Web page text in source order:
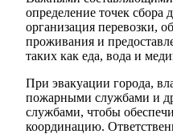
определение точек сбора
организация перевозки,
проживания и
таких как еда, вода и
При эвакуации города,
пожарными службами и
службами, чтобы
координацию.